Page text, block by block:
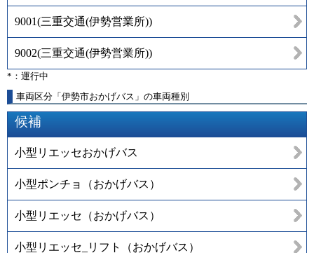
9001(三重交通(伊勢営業所))
9002(三重交通(伊勢営業所))
*：運行中
車両区分「伊勢市おかげバス」の車両種別
候補
小型リエッセおかげバス
小型ポンチョ（おかげバス）
小型リエッセ（おかげバス）
小型リエッセ_リフト（おかげバス）